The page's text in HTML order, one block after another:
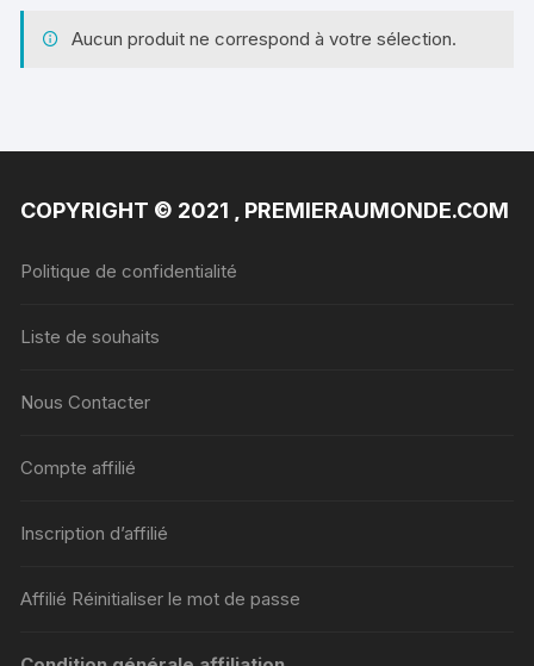
Aucun produit ne correspond à votre sélection.
COPYRIGHT © 2021 , PREMIERAUMONDE.COM
Politique de confidentialité
Liste de souhaits
Nous Contacter
Compte affilié
Inscription d’affilié
Affilié Réinitialiser le mot de passe